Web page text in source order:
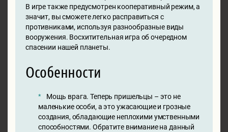
В игре также предусмотрен кооперативный режим, а
значит, вы сможете легко расправиться с
противниками, используя разнообразные виды
вооружения. Восхитительная игра об очередном
спасении нашей планеты.
Особенности
Мощь врага. Теперь пришельцы – это не
маленькие особи, а это ужасающие и грозные
создания, обладающие неплохими умственными
способностями. Обратите внимание на данный